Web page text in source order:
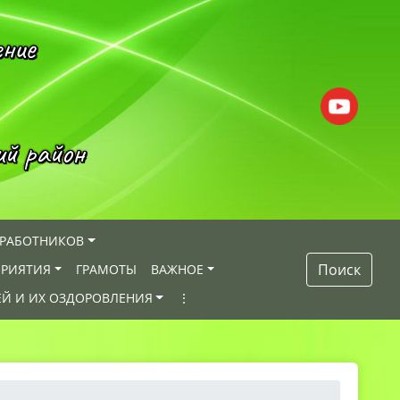
район
ГРАМОТЫ
ВАЖНОЕ
И ИХ ОЗДОРОВЛЕНИЯ
⋮
Поиск